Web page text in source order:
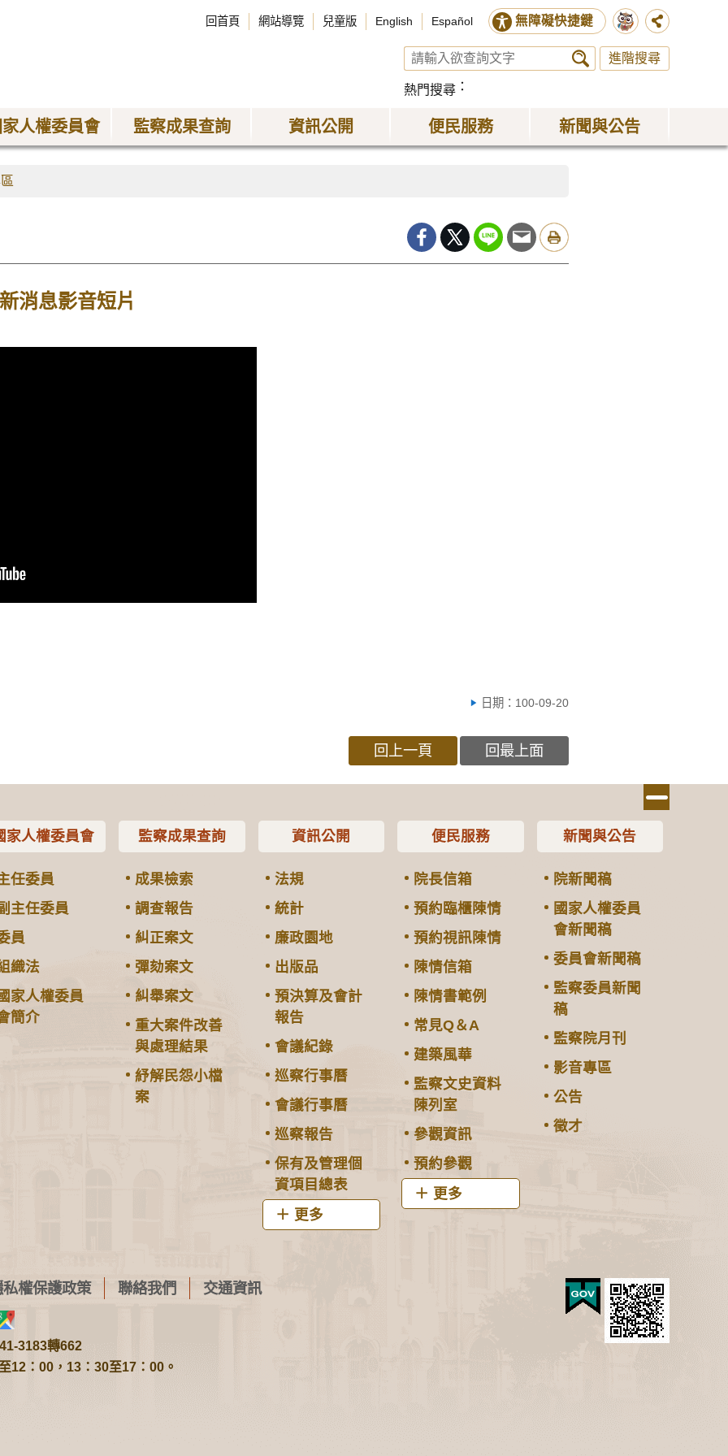
回首頁 網站導覽 兒童版 English Español 無障礙快捷鍵
進階搜尋
熱門搜尋
人權委員會 監察成果查詢 資訊公開 便民服務 新聞與公告
消息影音短片
日期：100-09-20
回上一頁 回最上面
家人權委員會
任委員
主任委員
員
織法
家人權委員
簡介
監察成果查詢
成果檢索
調查報告
糾正案文
彈劾案文
糾舉案文
重大案件改善
與處理結果
紓解民怨小檔
案
資訊公開
法規
統計
廉政園地
出版品
預決算及會計
報告
會議紀錄
巡察行事曆
會議行事曆
巡察報告
保有及管理個
資項目總表
更多
便民服務
院長信箱
預約臨櫃陳情
預約視訊陳情
陳情信箱
陳情書範例
常見Q＆A
建築風華
監察文史資料
陳列室
參觀資訊
預約參觀
更多
新聞與公告
院新聞稿
國家人權委員
會新聞稿
委員會新聞稿
監察委員新聞
稿
監察院月刊
影音專區
公告
徵才
私權保護政策 聯絡我們 交通資訊
3183轉662
12：00，13：30至17：00。